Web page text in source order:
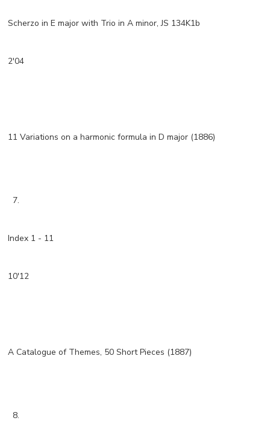
Scherzo in E major with Trio in A minor, JS 134K1b
2'04
11 Variations on a harmonic formula in D major (1886)
7.
Index 1 - 11
10'12
A Catalogue of Themes, 50 Short Pieces (1887)
8.